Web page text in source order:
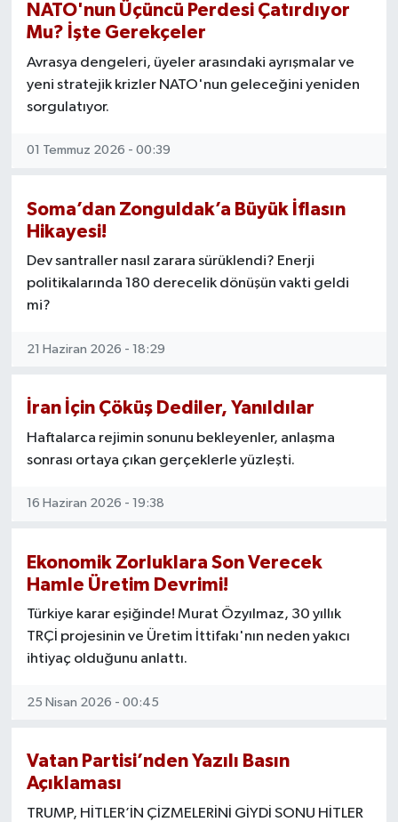
NATO'nun Üçüncü Perdesi Çatırdıyor
Mu? İşte Gerekçeler
Avrasya dengeleri, üyeler arasındaki ayrışmalar ve
yeni stratejik krizler NATO'nun geleceğini yeniden
sorgulatıyor.
01 Temmuz 2026 - 00:39
Soma’dan Zonguldak’a Büyük İflasın
Hikayesi!
Dev santraller nasıl zarara sürüklendi? Enerji
politikalarında 180 derecelik dönüşün vakti geldi
mi?
21 Haziran 2026 - 18:29
İran İçin Çöküş Dediler, Yanıldılar
Haftalarca rejimin sonunu bekleyenler, anlaşma
sonrası ortaya çıkan gerçeklerle yüzleşti.
16 Haziran 2026 - 19:38
Ekonomik Zorluklara Son Verecek
Hamle Üretim Devrimi!
Türkiye karar eşiğinde! Murat Özyılmaz, 30 yıllık
TRÇİ projesinin ve Üretim İttifakı'nın neden yakıcı
ihtiyaç olduğunu anlattı.
25 Nisan 2026 - 00:45
Vatan Partisi’nden Yazılı Basın
Açıklaması
TRUMP, HİTLER’İN ÇİZMELERİNİ GİYDİ SONU HİTLER
Manisaspor
Sağlık
Siyaset
Spor
Yaşam
Gizlilik Sözleşmesi
İletişim